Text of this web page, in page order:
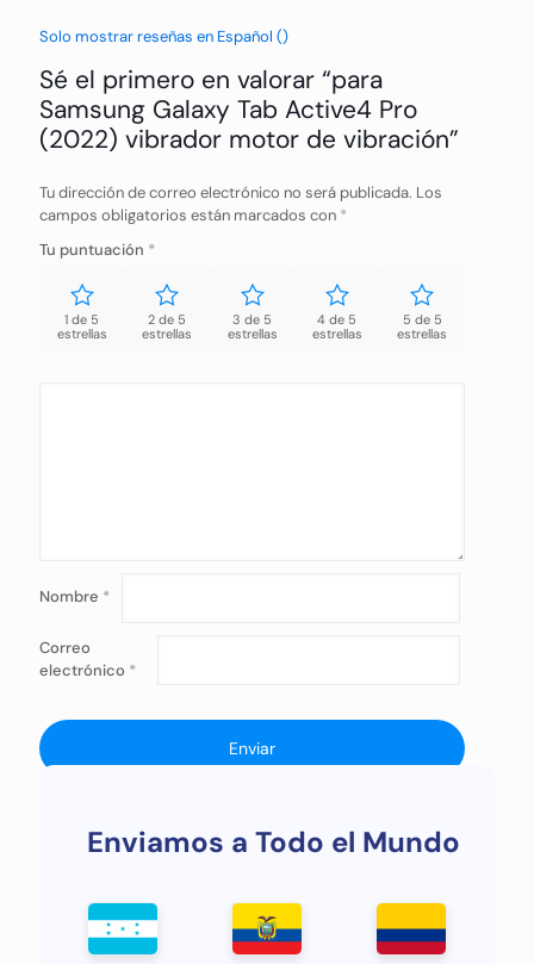
Solo mostrar reseñas en Español ()
Sé el primero en valorar “para
Samsung Galaxy Tab Active4 Pro
(2022) vibrador motor de vibración”
Tu dirección de correo electrónico no será publicada. Los
campos obligatorios están marcados con *
Tu puntuación *
1 de 5
estrellas
2 de 5
estrellas
3 de 5
estrellas
4 de 5
estrellas
5 de 5
estrellas
Nombre *
Correo
electrónico *
Enviamos a Todo el Mundo